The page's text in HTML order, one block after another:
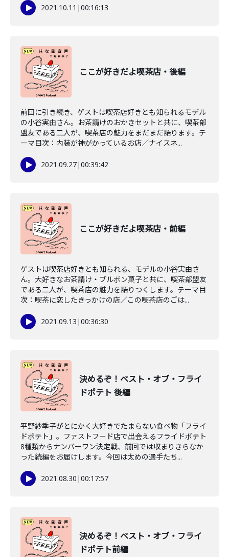
2021.10.11 |00:16:13
ここが好きだよ喫茶店・後編
前回に引き続き、ゲストは喫茶店好きとも知られるモデル
の小谷実由さん。お茶請けのおかきセットと共に、喫茶部
盟友である二人が、喫茶店の魅力をまだまだ語ります。テ
ーマ目次：内装が神がかっているお店／ナイスネ...
2021.09.27|00:39:42
ここが好きだよ喫茶店・前編
ゲストは喫茶店好きとも知られる、モデルの小谷実由さ
ん。大好きなお茶請け・ブルボン菓子と共に、喫茶部盟友
である二人が、喫茶店の魅力を語りつくします。テーマ目
次：喫茶に恋したきっかけの店／この喫茶店のごは...
2021.09.13 |00:36:30
決めるぞ！ベスト・オブ・フライ
ドポテト 後編
平野紗季子がとにかく大好きでたまらない食べ物「フライ
ドポテト」。ファストフード店で出会えるフライドポテト
8種類からナンバーワン決定戦、前回では収まりきらなか
った続編をお届けします。今回は太めの選手たち...
2021.08.30 |00:17:57
決めるぞ！ベスト・オブ・フライ
ドポテト前編